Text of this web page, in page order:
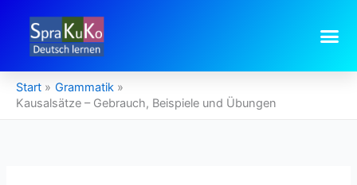
springen
Start
Grammatik
Kausalsätze – Gebrauch, Beispiele und Übungen